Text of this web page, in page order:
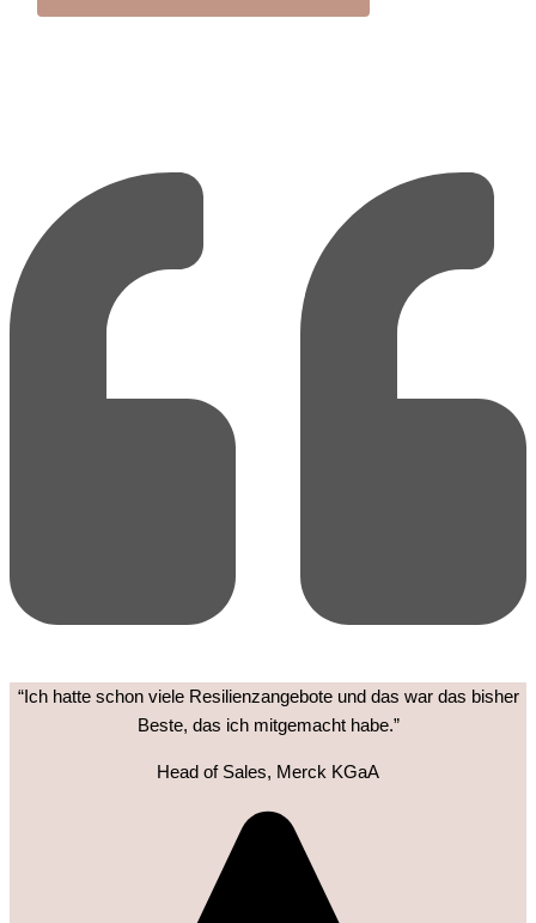
“Ich hatte schon viele Resilienzangebote und das war das bisher
Beste, das ich mitgemacht habe.”
Head of Sales, Merck KGaA